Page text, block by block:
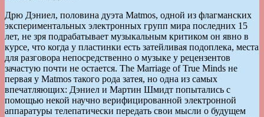
Дрю Дэниел, половина дуэта Matmos, одной из флагманских
экспериментальных электронных групп мира последних 15
лет, не зря подрабатывает музыкальным критиком он явно в
курсе, что когда у пластинки есть затейливая подоплека, места
для разговора непосредственно о музыке у рецензентов
зачастую почти не остается. The Marriage of True Minds не
первая у Matmos такого рода затея, но одна из самых
впечатляющих: Дэниел и Мартин Шмидт попытались с
помощью некой научно верифицированной электронной
аппаратуры телепатически передать свои мысли о будущем